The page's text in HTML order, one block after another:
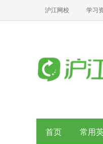
沪江网校 学习
首页 常用